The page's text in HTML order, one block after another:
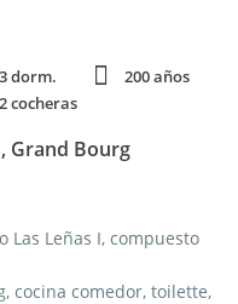
3 dorm.
200 años
2 cocheras
Grand Bourg
Las Leñas I, compuesto
cocina comedor, toilette,